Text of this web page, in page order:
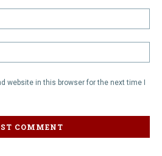
website in this browser for the next time I